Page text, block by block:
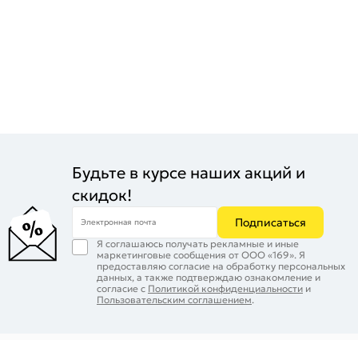
Будьте в курсе наших акций и
скидок!
Электронная почта Подписаться
Я соглашаюсь получать рекламные и иные
маркетинговые сообщения от ООО «169». Я
предоставляю согласие на обработку персональных
данных, а также подтверждаю ознакомление и
согласие с Политикой конфиденциальности и
Пользовательским соглашением.